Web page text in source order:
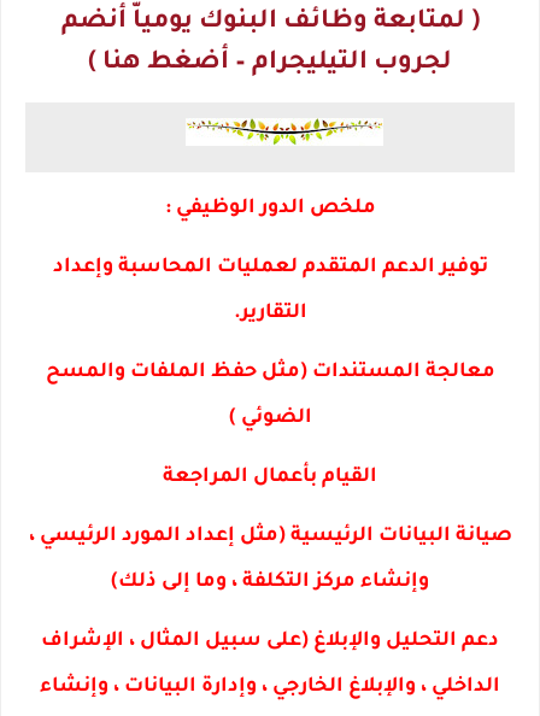
( لمتابعة وظائف البنوك يومياّ أنضم
لجروب التيليجرام – أضغط هنا )
ملخص الدور الوظيفي :
توفير الدعم المتقدم لعمليات المحاسبة وإعداد
التقارير.
معالجة المستندات (مثل حفظ الملفات والمسح
الضوئي )
القيام بأعمال المراجعة
صيانة البيانات الرئيسية (مثل إعداد المورد الرئيسي ،
وإنشاء مركز التكلفة ، وما إلى ذلك)
دعم التحليل والإبلاغ (على سبيل المثال ، الإشراف
الداخلي ، والإبلاغ الخارجي ، وإدارة البيانات ، وإنشاء